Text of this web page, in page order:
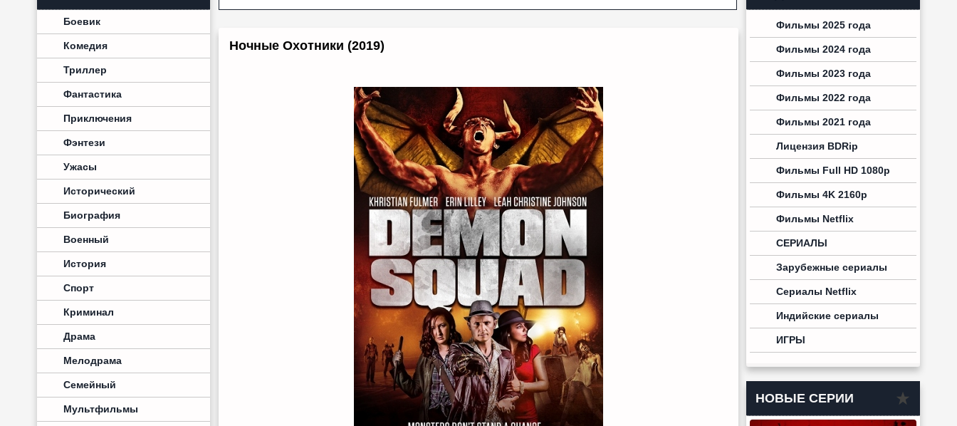
Боевик
Комедия
Триллер
Фантастика
Приключения
Фэнтези
Ужасы
Исторический
Биография
Военный
История
Спорт
Криминал
Драма
Мелодрама
Семейный
Мультфильмы
Ночные Охотники (2019)
Фильмы 2025 года
Фильмы 2024 года
Фильмы 2023 года
Фильмы 2022 года
Фильмы 2021 года
Лицензия BDRip
Фильмы Full HD 1080p
Фильмы 4K 2160p
Фильмы Netflix
СЕРИАЛЫ
Зарубежные сериалы
Сериалы Netflix
Индийские сериалы
ИГРЫ
НОВЫЕ СЕРИИ